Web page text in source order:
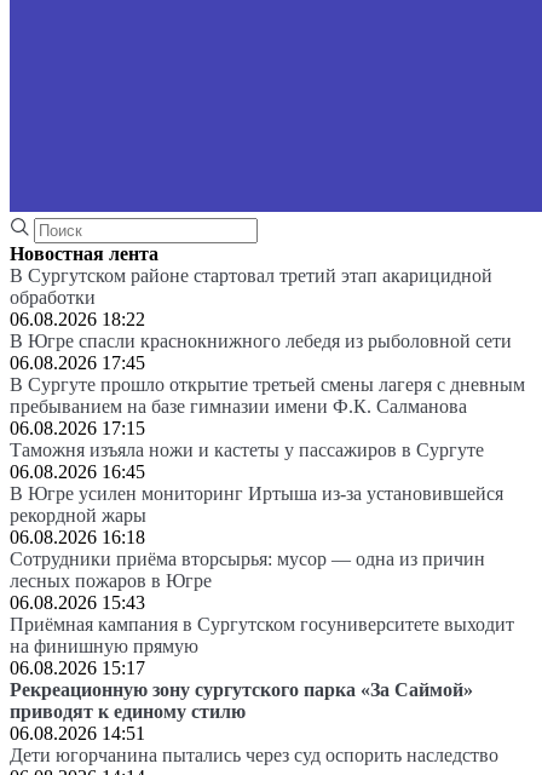
Новостная лента
В Сургутском районе стартовал третий этап акарицидной
обработки
06.08.2026 18:22
В Югре спасли краснокнижного лебедя из рыболовной сети
06.08.2026 17:45
В Сургуте прошло открытие третьей смены лагеря с дневным
пребыванием на базе гимназии имени Ф.К. Салманова
06.08.2026 17:15
Таможня изъяла ножи и кастеты у пассажиров в Сургуте
06.08.2026 16:45
В Югре усилен мониторинг Иртыша из-за установившейся
рекордной жары
06.08.2026 16:18
Сотрудники приёма вторсырья: мусор — одна из причин
лесных пожаров в Югре
06.08.2026 15:43
Приёмная кампания в Сургутском госуниверситете выходит
на финишную прямую
06.08.2026 15:17
Рекреационную зону сургутского парка «За Саймой»
приводят к единому стилю
06.08.2026 14:51
Дети югорчанина пытались через суд оспорить наследство